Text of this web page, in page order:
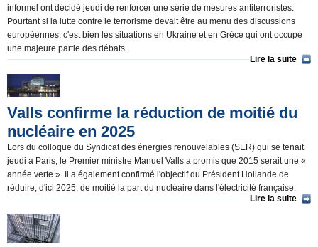
informel ont décidé jeudi de renforcer une série de mesures antiterroristes.
Pourtant si la lutte contre le terrorisme devait être au menu des discussions
européennes, c'est bien les situations en Ukraine et en Grèce qui ont occupé
une majeure partie des débats.
Lire la suite
Valls confirme la réduction de moitié du
nucléaire en 2025
Lors du colloque du Syndicat des énergies renouvelables (SER) qui se tenait
jeudi à Paris, le Premier ministre Manuel Valls a promis que 2015 serait une «
année verte ». Il a également confirmé l'objectif du Président Hollande de
réduire, d'ici 2025, de moitié la part du nucléaire dans l'électricité française.
Lire la suite